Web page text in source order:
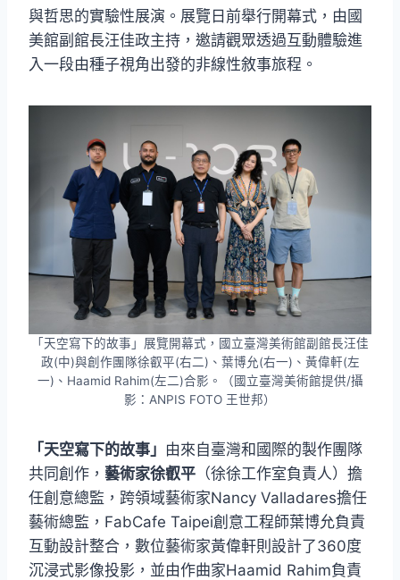
與哲思的實驗性展演。展覽日前舉行開幕式，由國
美館副館長汪佳政主持，邀請觀眾透過互動體驗進
入一段由種子視角出發的非線性敘事旅程。
「天空寫下的故事」展覽開幕式，國立臺灣美術館副館長汪佳
政(中)與創作團隊徐叡平(右二)、葉博允(右一)、黃偉軒(左
一)、Haamid Rahim(左二)合影。（國立臺灣美術館提供/攝
影：ANPIS FOTO 王世邦）
「天空寫下的故事」 由來自臺灣和國際的製作團隊
共同創作， 藝術家徐叡平 （徐徐工作室負責人）擔
任創意總監，跨領域藝術家Nancy Valladares擔任
藝術總監，FabCafe Taipei創意工程師葉博允負責
互動設計整合，數位藝術家黃偉軒則設計了360度
沉浸式影像投影，並由作曲家Haamid Rahim負責